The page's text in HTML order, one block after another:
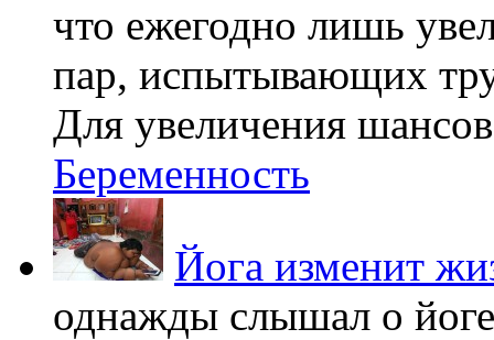
что ежегодно лишь
пар, испытывающих
Для увеличения
Беременность
Йога изменит
однажды слышал о